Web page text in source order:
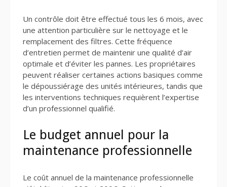
Un contrôle doit être effectué tous les 6 mois, avec
une attention particulière sur le nettoyage et le
remplacement des filtres. Cette fréquence
d’entretien permet de maintenir une qualité d’air
optimale et d’éviter les pannes. Les propriétaires
peuvent réaliser certaines actions basiques comme
le dépoussiérage des unités intérieures, tandis que
les interventions techniques requièrent l’expertise
d’un professionnel qualifié.
Le budget annuel pour la
maintenance professionnelle
Le coût annuel de la maintenance professionnelle